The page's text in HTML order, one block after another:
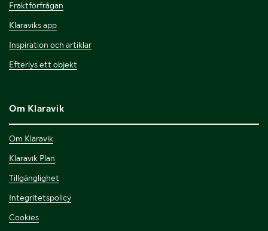
Fraktförfrågan
Klaraviks app
Inspiration och artiklar
Efterlys ett objekt
Om Klaravik
Om Klaravik
Klaravik Plan
Tillgänglighet
Integritetspolicy
Cookies